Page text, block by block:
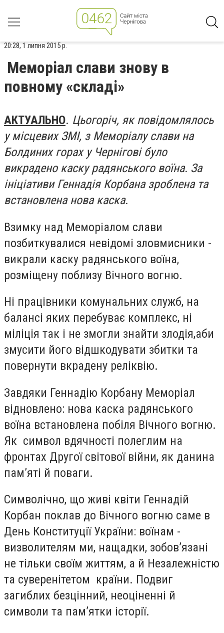
20:28, 1 липня 2015 р.
Меморіал слави знову в
повному «складі»
АКТУАЛЬНО. Цьогоріч, як повідомлялось
у місцевих ЗМІ, з Меморіалу слави на
Болдиних горах у Чернігові було
викрадено каску радянського воїна. За
ініціативи Геннадія Корбана зроблена та
встановлена нова каска.
Взимку над Меморіалом слави
позбиткувалися невідомі зловмисники -
викрали каску радянського воїна,
розміщену поблизу Вічного вогню.
Ні працівники комунальних служб, на
балансі яких перебуває комплекс, ні
міліція так і не змогли знайти злодія,аби
змусити його відшкодувати збитки та
повернути вкрадену реліквію.
Завдяки Геннадію Корбану Меморіал
відновлено: нова каска радянського
воїна встановлена побіля Вічного вогню.
Як символ вдячності полеглим на
фронтах Другої світової війни, як данина
пам’яті й поваги.
Символічно, що живі квіти Геннадій
Корбан поклав до Вічного вогню саме в
День Конституції України: воїнам -
визволителям ми, нащадки, зобов’язані
не тільки своїм життям, а й Незалежністю
та суверенітетом країни. Подвиг
загиблих безцінний, неоціненні й
символи та пам’ятки історії.